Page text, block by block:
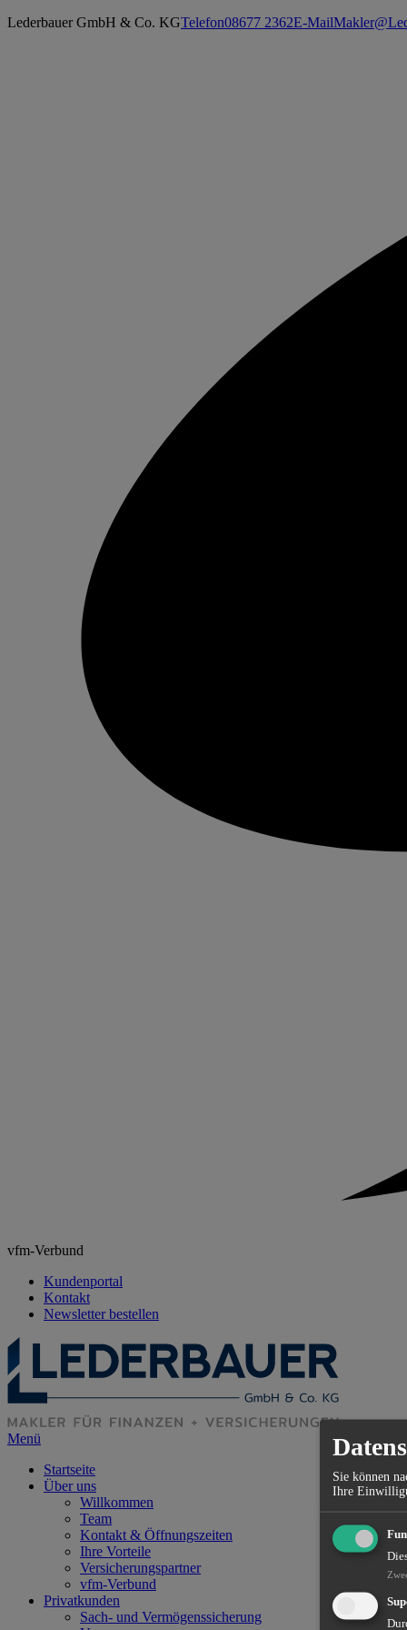
Lederbauer GmbH & Co. KGTelefon08677 2362E-Mail
vfm-Verbund
Kundenportal
Kontakt
Newsletter bestellen
Menü
Startseite
Über uns
Willkommen
Team
Kontakt & Öffnungszeiten
Ihre Vorteile
Versicherungspartner
vfm-Verbund
Privatkunden
Sach- und Vermögenssicherung
Sie können
Ihre